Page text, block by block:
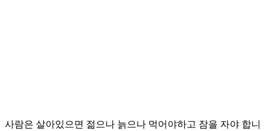
사람은 살아있으면 젊으나 늙으나 먹어야하고 잠을 자야 합니